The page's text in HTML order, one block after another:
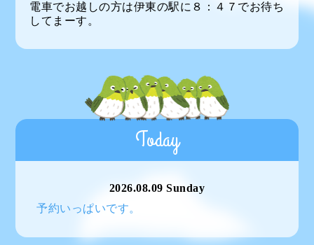
電車でお越しの方は伊東の駅に８：４７でお待ち
してまーす。
Today
2026.08.09 Sunday
予約いっぱいです。